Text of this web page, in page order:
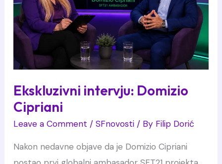
i
budućnost
Afrike
Ekskluzivni intervju: Domizio
Cipriani
Leave a Comment / SFnovosti/ By Filip Dorić
Nakon nedavne objave da je Domizio Cipriani